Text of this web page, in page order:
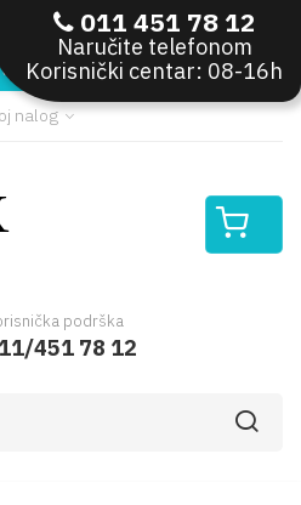
nas:
Republike Srbije
nalog
podrška
451 78 12
011 451 78 12
Naručite telefonom
Korisnički centar: 08-16h